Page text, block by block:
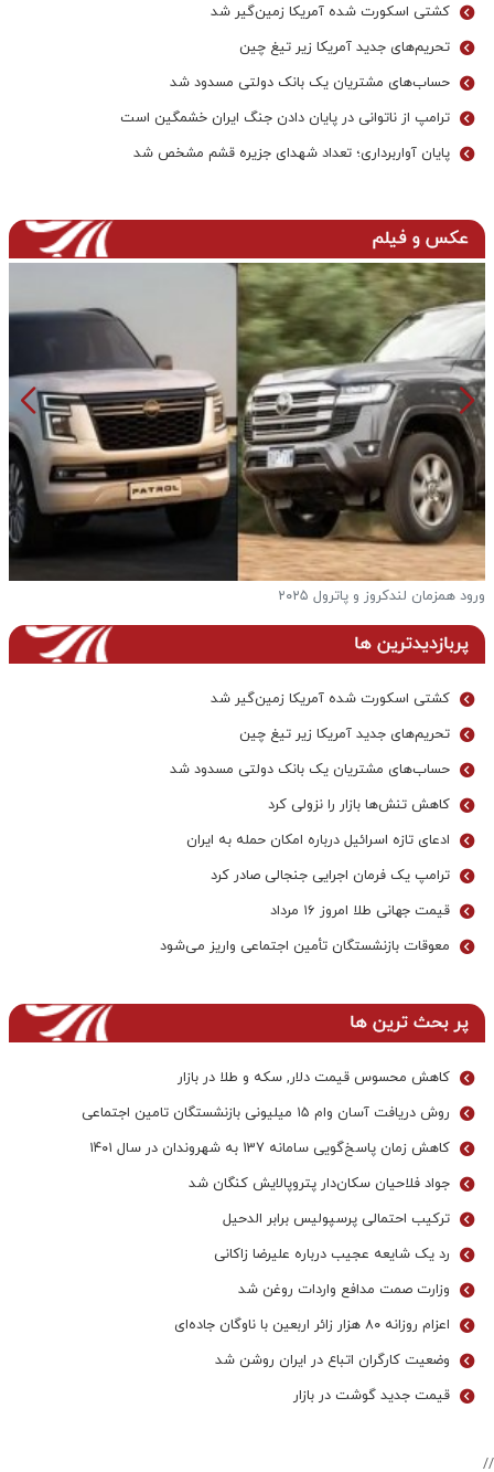
کشتی اسکورت شده آمریکا زمین‌گیر شد
تحریم‌های جدید آمریکا زیر تیغ چین
حساب‌های مشتریان یک بانک‌ دولتی مسدود شد
ترامپ از ناتوانی در پایان دادن جنگ ایران خشمگین است
پایان آواربرداری؛ تعداد شهدای جزیره قشم مشخص شد
عکس و فیلم
ورود همزمان لندکروز و پاترول ۲۰۲۵
پربازدیدترین ها
کشتی اسکورت شده آمریکا زمین‌گیر شد
تحریم‌های جدید آمریکا زیر تیغ چین
حساب‌های مشتریان یک بانک‌ دولتی مسدود شد
کاهش تنش‌ها بازار را نزولی کرد
ادعای تازه اسرائیل درباره امکان حمله به ایران
ترامپ یک فرمان اجرایی جنجالی صادر کرد
قیمت جهانی طلا امروز ۱۶ مرداد
معوقات بازنشستگان تأمین اجتماعی واریز می‌شود
پر بحث ترین ها
کاهش محسوس قیمت دلار, سکه و طلا در بازار
روش دریافت آسان وام ۱۵ میلیونی بازنشستگان تامین اجتماعی
کاهش زمان پاسخ‌گویی سامانه 137 به شهروندان در سال ۱۴۰۱
جواد فلاحیان سکان‌دار پتروپالایش کنگان شد
ترکیب احتمالی پرسپولیس برابر الدحیل
رد یک شایعه عجیب درباره علیرضا زاکانی
وزارت صمت مدافع واردات روغن شد
اعزام روزانه ۸۰ هزار زائر اربعین با ناوگان جاده‌ای
وضعیت کارگران اتباع در ایران روشن شد
قیمت جدید گوشت در بازار
//